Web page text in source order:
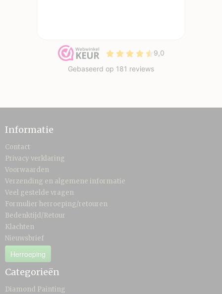
Informatie
Contact
Privacy verklaring
Voorwaarden
Verzending en algemene informatie
Veel gestelde vragen
Formulier herroeping/retouren
Bedenktijd/Retour
Klachten
Nieuwsbrief
Herroeping
Categorieën
Diamond Painting